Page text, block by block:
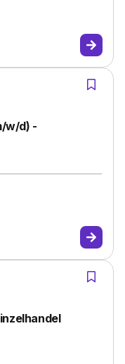
w/d) -